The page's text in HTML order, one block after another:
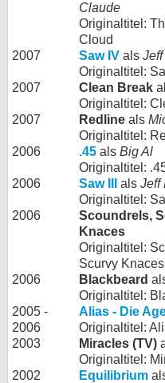
Claude
Originaltitel:
Cloud
2007
Saw IV als
Originaltitel:
2007
Clean Break
Originaltitel:
2007
Redline als
Originaltitel:
2006
.45 als Big Al
Originaltitel:
2006
Saw III als Jeff
Originaltitel:
2006
Scoundrels,
Knaces
Originaltitel:
Scurvy Knaces
2006
Blackbeard
Originaltitel:
2005 -
2006
Alias - Die
Originaltitel:
2003
Miracles (TV)
Originaltitel:
2002
Equilibrium